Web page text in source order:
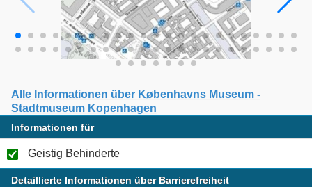
Alle Informationen über Københavns Museum -
Stadtmuseum Kopenhagen
Informationen für
Geistig Behinderte
Detaillierte Informationen über Barrierefreiheit